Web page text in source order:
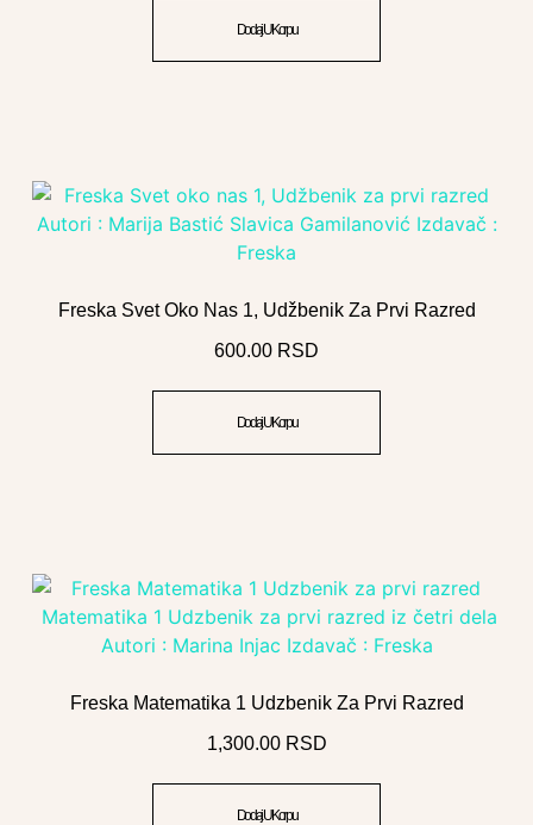
Dodaj U Korpu
Freska Svet Oko Nas 1, Udžbenik Za Prvi Razred
600.00 RSD
Dodaj U Korpu
Freska Matematika 1 Udzbenik Za Prvi Razred
1,300.00 RSD
Dodaj U Korpu